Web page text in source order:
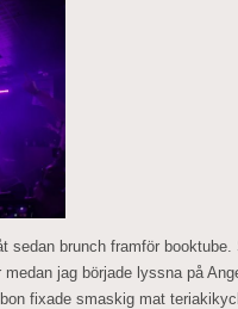
sedan brunch framför booktube.
jag började lyssna på
fixade smaskig mat